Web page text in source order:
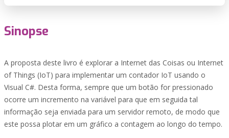
Sinopse
A proposta deste livro é explorar a Internet das Coisas ou Internet
of Things (IoT) para implementar um contador IoT usando o
Visual C#. Desta forma, sempre que um botão for pressionado
ocorre um incremento na variável para que em seguida tal
informação seja enviada para um servidor remoto, de modo que
este possa plotar em um gráfico a contagem ao longo do tempo.